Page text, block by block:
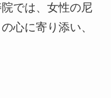
では、女性の尼
心に寄り添い、